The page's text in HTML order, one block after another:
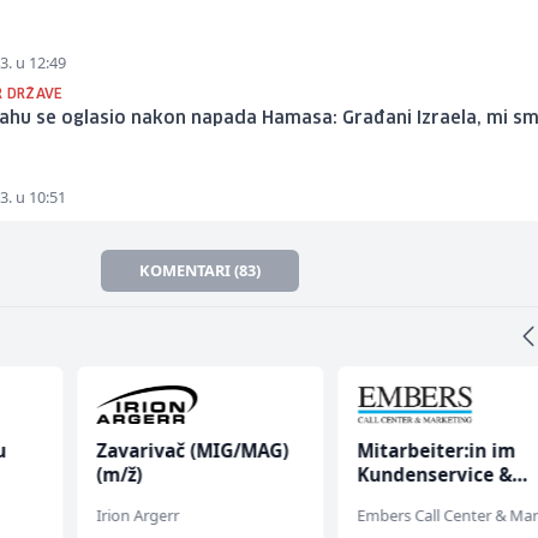
u 12:49
DRŽAVE
se oglasio nakon napada Hamasa: Građani Izraela, mi
u 10:51
KOMENTARI (83)
Zavarivač (MIG/MAG)
(m/ž)
Irion Argerr
Mitarbeiter:in im
Kundenservice &